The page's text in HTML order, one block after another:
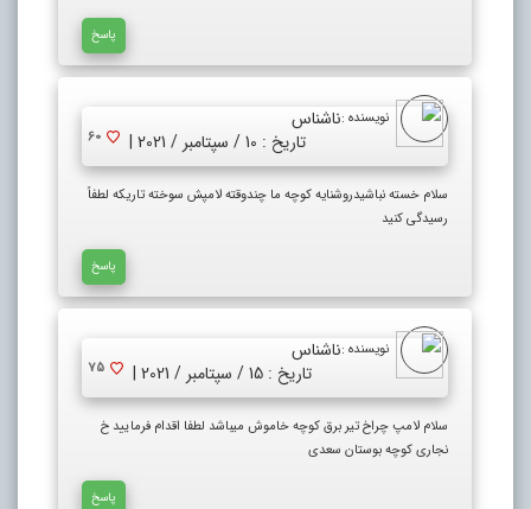
پاسخ
نویسنده :ناشناس
تاریخ : 10 / سپتامبر / 2021 |
60
سلام خسته نباشیدروشنایه کوچه ما چندوقته لامپش سوخته تاریکه لطفاً
رسیدگی کنید
پاسخ
نویسنده :ناشناس
تاریخ : 15 / سپتامبر / 2021 |
75
سلام لامپ چراخ تیر برق کوچه خاموش میباشد لطفا اقدام فرمایید خ
نجاری کوچه بوستان سعدی
پاسخ